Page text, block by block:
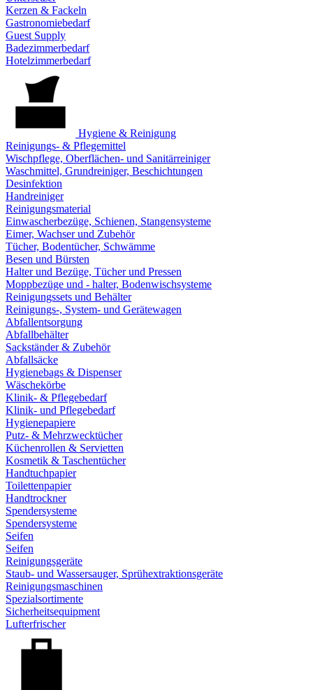
Kerzen & Fackeln
Gastronomiebedarf
Guest Supply
Badezimmerbedarf
Hotelzimmerbedarf
Hygiene & Reinigung
Reinigungs- & Pflegemittel
Wischpflege, Oberflächen- und Sanitärreiniger
Waschmittel, Grundreiniger, Beschichtungen
Desinfektion
Handreiniger
Reinigungsmaterial
Einwascherbezüge, Schienen, Stangensysteme
Eimer, Wachser und Zubehör
Tücher, Bodentücher, Schwämme
Besen und Bürsten
Halter und Bezüge, Tücher und Pressen
Moppbezüge und - halter, Bodenwischsysteme
Reinigungssets und Behälter
Reinigungs-, System- und Gerätewagen
Abfallentsorgung
Abfallbehälter
Sackständer & Zubehör
Abfallsäcke
Hygienebags & Dispenser
Wäschekörbe
Klinik- & Pflegebedarf
Klinik- und Pflegebedarf
Hygienepapiere
Putz- & Mehrzwecktücher
Küchenrollen & Servietten
Kosmetik & Taschentücher
Handtuchpapier
Toilettenpapier
Handtrockner
Spendersysteme
Spendersysteme
Seifen
Seifen
Reinigungsgeräte
Staub- und Wassersauger, Sprühextraktionsgeräte
Reinigungsmaschinen
Spezialsortimente
Sicherheitsequipment
Lufterfrischer